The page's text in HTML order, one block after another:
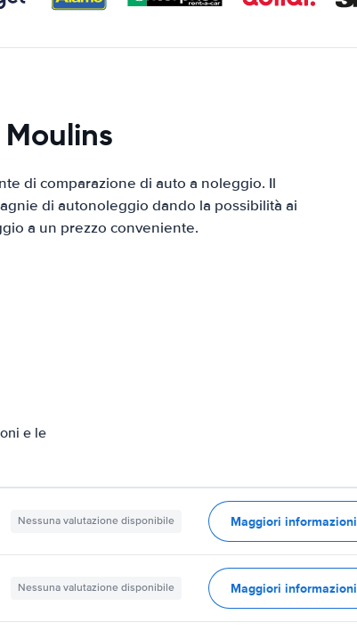
di comparazione di auto a noleggio. Il
di autonoleggio dando la possibilità ai
a un prezzo conveniente.
e le
Nessuna valutazione disponibile Maggiori informazioni
Nessuna valutazione disponibile Maggiori informazioni